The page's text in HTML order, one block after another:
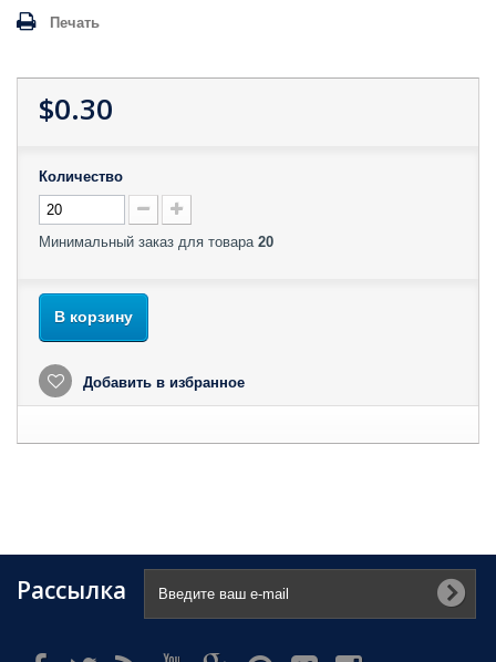
Печать
$0.30
Количество
Минимальный заказ для товара 20
В корзину
Добавить в избранное
Рассылка